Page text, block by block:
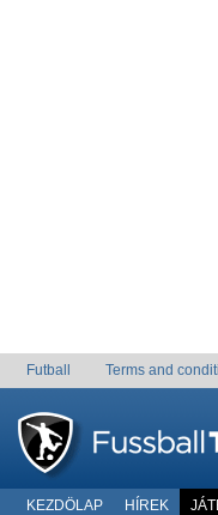
Futball Terms and
KEZDÖLAP HÍREK